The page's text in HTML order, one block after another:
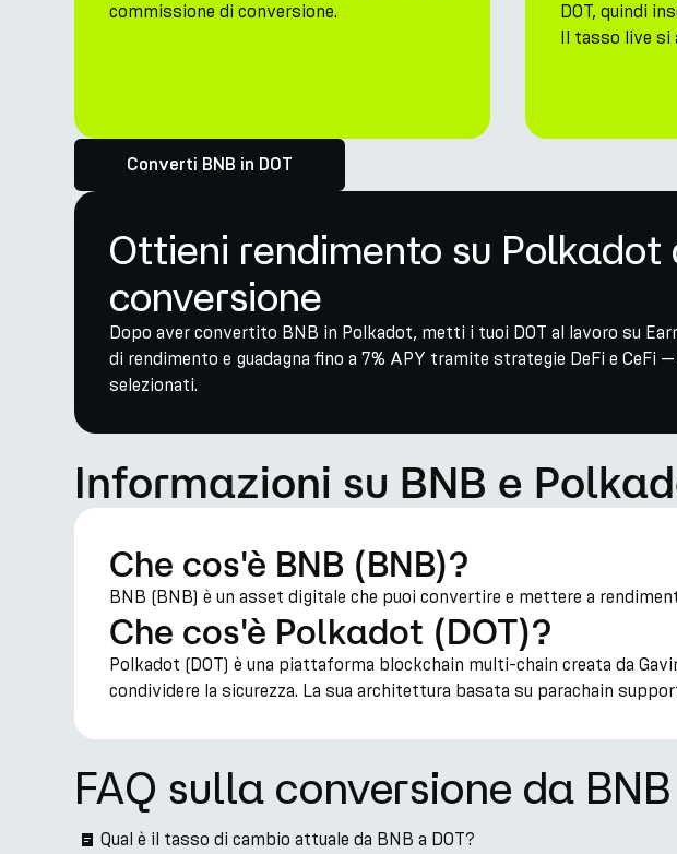
commissione di conversione.
DOT, quindi
Il tasso live si
Converti BNB in DOT
Ottieni rendimento su Polkadot
conversione
Dopo aver convertito BNB in Polkadot, metti i tuoi DOT al lavoro su
di rendimento e guadagna fino a 7% APY tramite strategie DeFi e CeFi
selezionati.
Informazioni su BNB e
Che cos'è BNB (BNB)?
BNB (BNB) è un asset digitale che puoi convertire e mettere a
Che cos'è Polkadot (DOT)?
Polkadot (DOT) è una piattaforma blockchain multi-chain creata da
condividere la sicurezza. La sua architettura basata su parachain
FAQ sulla conversione da
Qual è il tasso di cambio attuale da BNB a DOT?